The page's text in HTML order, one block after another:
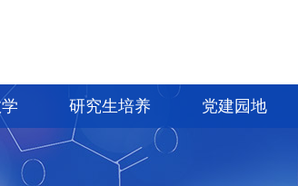
研究生培养 党建园地